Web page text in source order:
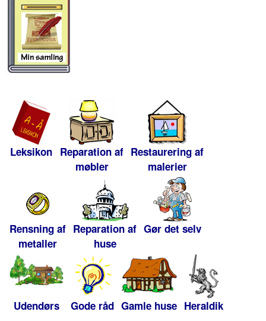
Leksikon Reparation af
møbler
Restaurering af
malerier
Rensning af
metaller
Reparation af
huse
Gør det selv
Udendørs Gode råd Gamle huse Heraldik